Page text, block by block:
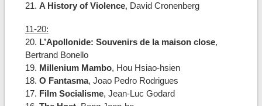
21. A History of Violence, David Cronenberg
11-20:
20. L’Apollonide: Souvenirs de la maison close,
Bertrand Bonello
19. Millenium Mambo, Hou Hsiao-hsien
18. O Fantasma, Joao Pedro Rodrigues
17. Film Socialisme, Jean-Luc Godard